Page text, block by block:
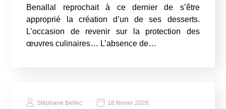
Benallal reprochait à ce dernier de s’être
approprié la création d’un de ses desserts.
L’occasion de revenir sur la protection des
œuvres culinaires… L’absence de…
Stéphane Bellec
18 février 2026